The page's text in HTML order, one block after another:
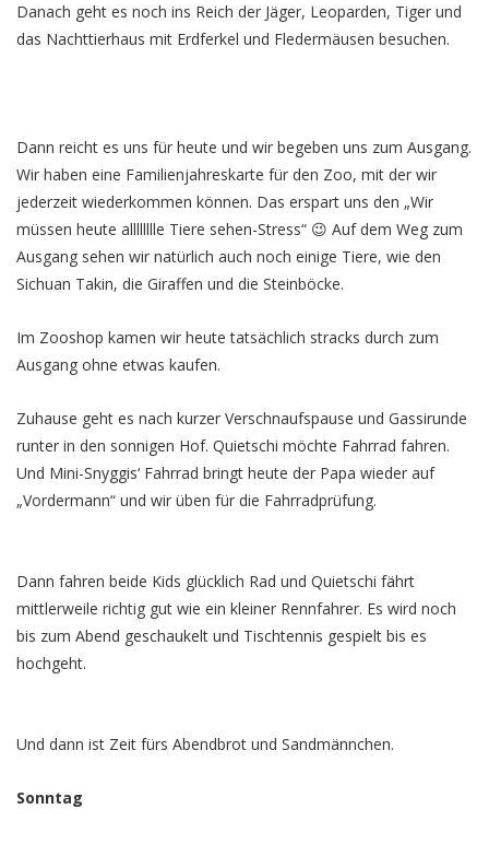
Danach geht es noch ins Reich der Jäger, Leoparden, Tiger und
das Nachttierhaus mit Erdferkel und Fledermäusen besuchen.
Dann reicht es uns für heute und wir begeben uns zum Ausgang.
Wir haben eine Familienjahreskarte für den Zoo, mit der wir
jederzeit wiederkommen können. Das erspart uns den „Wir
müssen heute alllllllle Tiere sehen-Stress“ 😉 Auf dem Weg zum
Ausgang sehen wir natürlich auch noch einige Tiere, wie den
Sichuan Takin, die Giraffen und die Steinböcke.
Im Zooshop kamen wir heute tatsächlich stracks durch zum
Ausgang ohne etwas kaufen.
Zuhause geht es nach kurzer Verschnaufspause und Gassirunde
runter in den sonnigen Hof. Quietschi möchte Fahrrad fahren.
Und Mini-Snyggis‘ Fahrrad bringt heute der Papa wieder auf
„Vordermann“ und wir üben für die Fahrradprüfung.
Dann fahren beide Kids glücklich Rad und Quietschi fährt
mittlerweile richtig gut wie ein kleiner Rennfahrer. Es wird noch
bis zum Abend geschaukelt und Tischtennis gespielt bis es
hochgeht.
Und dann ist Zeit fürs Abendbrot und Sandmännchen.
Sonntag